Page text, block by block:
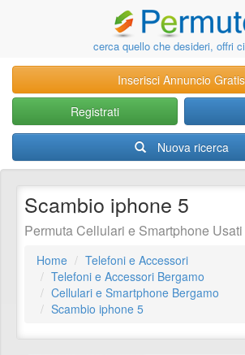
cerca quello che desideri, offri
Inserisci Annuncio Gratis
Registrati
Nuova ricerca
Scambio iphone 5
Permuta Cellulari e Smartphone
Home
Telefoni e Accessori
Telefoni e Accessori Bergamo
Cellulari e Smartphone Bergamo
Scambio iphone 5